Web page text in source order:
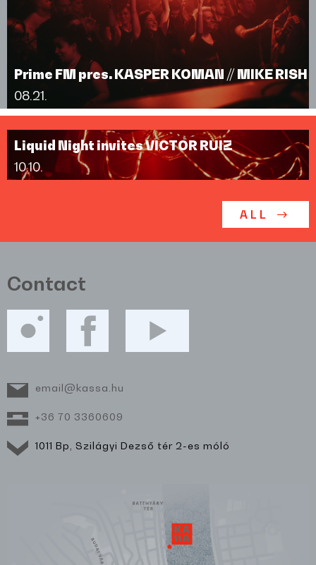
Prime FM pres. KASPER KOMAN // MIKE RISH
08.21.
Liquid Night invites VICTOR RUIZ
10.10.
ALL
Contact
email@kassa.hu
+36 70 3360609
1011 Bp, Szilágyi Dezső tér 2-es móló